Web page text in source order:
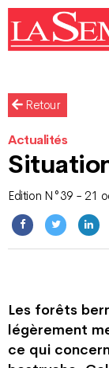
Retour
Actualités
Edition N°39 - 21
Les forêts
légèrement
ce qui